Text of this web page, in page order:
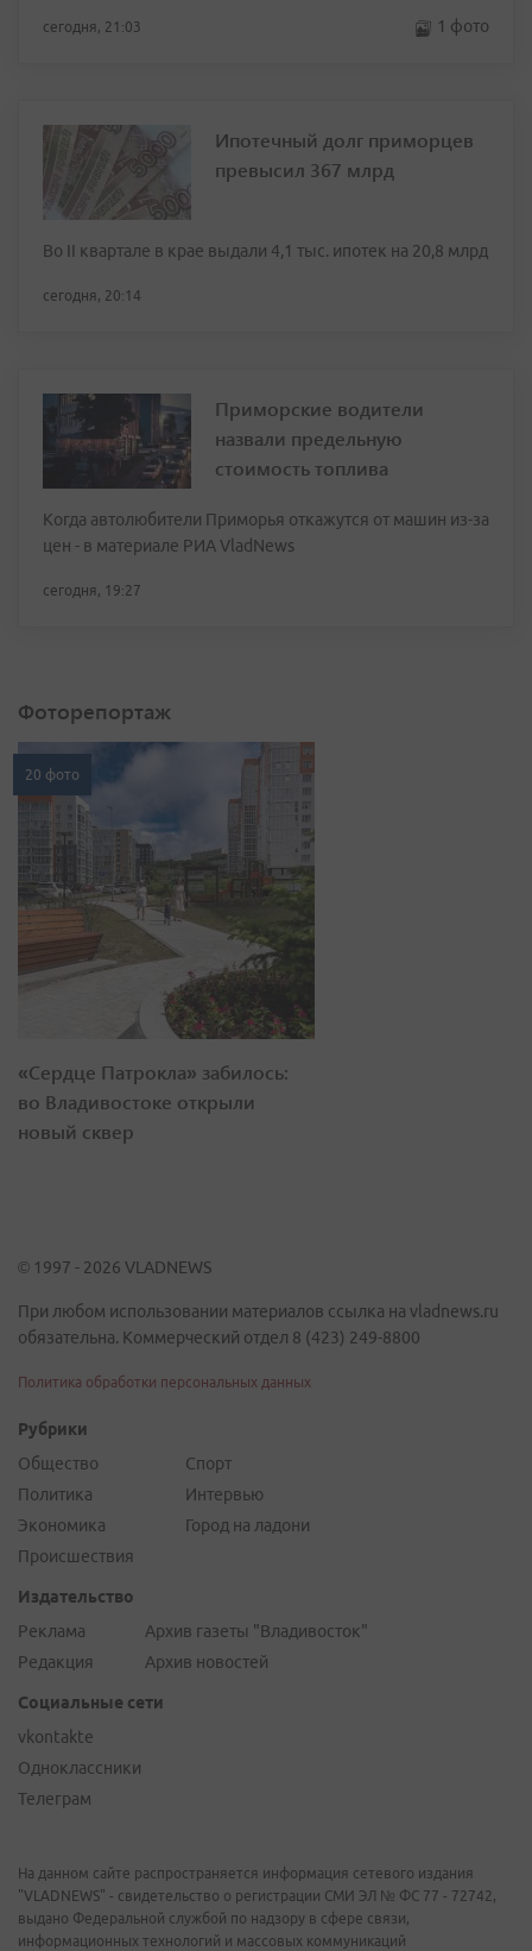
сегодня, 21:03 1 фото
Ипотечный долг приморцев
превысил 367 млрд
Во II квартале в крае выдали 4,1 тыс. ипотек на 20,8 млрд
сегодня, 20:14
Приморские водители
назвали предельную
стоимость топлива
Когда автолюбители Приморья откажутся от машин из-за
цен - в материале РИА VladNews
сегодня, 19:27
Фоторепортаж
20 фото
«Сердце Патрокла» забилось:
во Владивостоке открыли
новый сквер
© 1997 - 2026 VLADNEWS
При любом использовании материалов ссылка на vladnews.ru
обязательна. Коммерческий отдел 8 (423) 249-8800
Политика обработки персональных данных
Рубрики
Общество
Политика
Экономика
Происшествия
Спорт
Интервью
Город на ладони
Издательство
Реклама
Редакция
Архив газеты "Владивосток"
Архив новостей
Социальные сети
vkontakte
Одноклассники
Телеграм
На данном сайте распространяется информация сетевого издания
"VLADNEWS" - свидетельство о регистрации СМИ ЭЛ № ФС 77 - 72742,
выдано Федеральной службой по надзору в сфере связи,
информационных технологий и массовых коммуникаций